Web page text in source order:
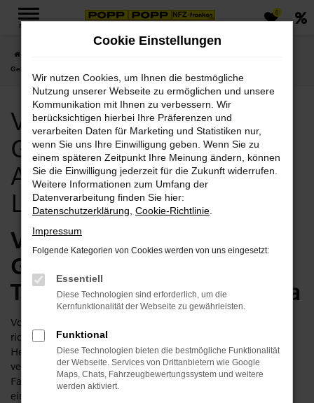
Zum
MENÜ
0
Gebrauchtwagen Angebote mit Lieferservice nach Gera
Volvo Gera, Volvo XC90
Gebrauchtwagen
Angebote mit
Lieferservice nach Gera
Volvo XC90
Gebrauchtwagen vom
Traditionshändler für Gera
Volvo XC90 Gebrauchtwagen für Gera – das klingt gut und
richtig. Sparen Sie getrost ordentlich Geld, denn bei diesem
Hersteller machen Sie auch mit einem Gebrauchten nichts
verkehrt. Die Besonderheit liegt in der Langlebigkeit der
Fahrzeuge. Ein Volvo XC90 Gebrauchtwagen kann bereits
einige Jahre gefahren worden sein und zeigt immer noch
Cookie Einstellungen
Wir nutzen Cookies, um Ihnen die bestmögliche
Nutzung unserer Webseite zu ermöglichen und unsere
Kommunikation mit Ihnen zu verbessern. Wir
berücksichtigen hierbei Ihre Präferenzen und
verarbeiten Daten für Marketing und Statistiken nur,
wenn Sie uns Ihre Einwilligung geben. Wenn Sie zu
einem späteren Zeitpunkt Ihre Meinung ändern, können
Sie die Einwilligung jederzeit für die Zukunft widerrufen.
Weitere Informationen zum Umfang der
Datenverarbeitung finden Sie hier:
Datenschutzerklärung Cookie-Richtlinie
Impressum
Folgende Kategorien von Cookies werden von uns eingesetzt:
Essentiell
Diese Technologien sind erforderlich, um die
Kernfunktionalität der Webseite zu gewährleisten.
Funktional
Diese Technologien bieten die bestmögliche Funktionalität
der Webseite. Services von Drittanbietern wie Google
Maps, Chats, Fahrzeugbewertungssystem und weitere
werden aktiviert.